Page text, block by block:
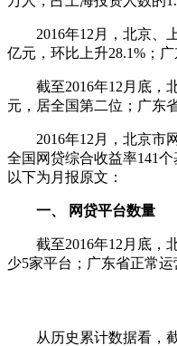
2016年12月，北京、上
亿元，环比上升28.1%；
截至2016年12月底，北
元，居全国第二位；广东
2016年12月，北京市网
全国网贷综合收益率141
以下为月报原文：
一、 网贷平台数量
截至2016年12月底，北
少5家平台；广东省正常
从历史累计数据看，截